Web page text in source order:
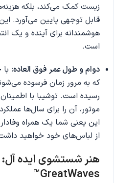
زیست کمک می‌کند، بلکه
قابل توجهی پایین می‌آورد.
هوشمندانه برای آینده و یک
است.
دوام و طول عمر فوق العاده:
که به مرور زمان فرسوده
رسیده است. توشیبا با
موتور، آن را برای سال‌ها
این یعنی شما یک همراه
از لباس‌های خود خواهید
هنر شستشوی ایده آل:
GreatWaves™